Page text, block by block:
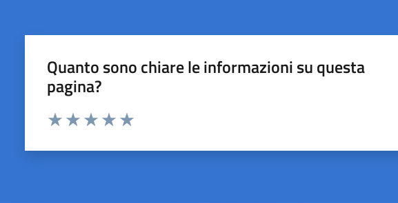
Quanto sono chiare le informazioni su questa
pagina?
Valuta da 1 a 5 stelle la pagina